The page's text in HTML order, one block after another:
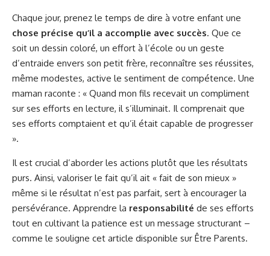
Chaque jour, prenez le temps de dire à votre enfant une
chose précise qu’il a accomplie avec succès. Que ce
soit un dessin coloré, un effort à l’école ou un geste
d’entraide envers son petit frère, reconnaître ses réussites,
même modestes, active le sentiment de compétence. Une
maman raconte : « Quand mon fils recevait un compliment
sur ses efforts en lecture, il s’illuminait. Il comprenait que
ses efforts comptaient et qu’il était capable de progresser
».
Il est crucial d’aborder les actions plutôt que les résultats
purs. Ainsi, valoriser le fait qu’il ait « fait de son mieux »
même si le résultat n’est pas parfait, sert à encourager la
persévérance. Apprendre la responsabilité de ses efforts
tout en cultivant la patience est un message structurant –
comme le souligne cet article disponible sur Être Parents.